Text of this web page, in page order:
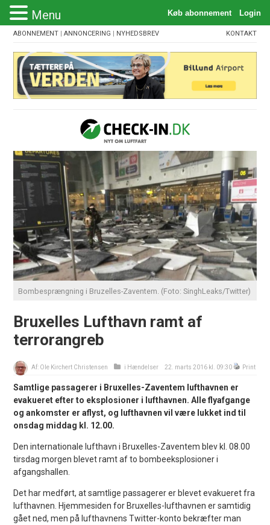
ABONNEMENT |ANNONCERING | NYHEDSBREV KONTAKT
Bombesprængning i Bruzelles-Zaventem. (Foto: SinghLeaks/Twitter)
Bruxelles Lufthavn ramt af
terrorangreb
Af: Ole Kirchert Christensen i Hændelser 22. marts 2016 kl. 09:30 Print
Samtlige passagerer i Bruxelles-Zaventem lufthavnen er
evakueret efter to eksplosioner i lufthavnen. Alle flyafgange
og ankomster er aflyst, og lufthavnen vil være lukket ind til
onsdag middag kl. 12.00.
Den internationale lufthavn i Bruxelles-Zaventem blev kl. 08.00
tirsdag morgen blevet ramt af to bombeeksplosioner i
afgangshallen.
Det har medført, at samtlige passagerer er blevet evakueret fra
lufthavnen. Hjemmesiden for Bruxelles-lufthavnen er samtidig
gået ned, men på lufthavnens Twitter-konto bekræfter man
Menu